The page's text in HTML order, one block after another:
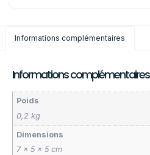
Informations complémentaires
Informations complémentaires
Poids
0,2 kg
Dimensions
7 × 5 × 5 cm